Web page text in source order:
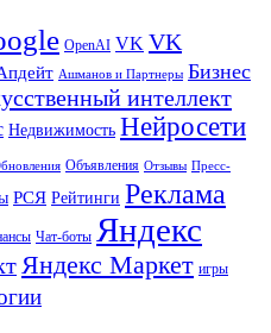
OpenAI VK VK
Ашманов и Партнеры Бизнес
интеллект
Недвижимость Нейросети
Объявления Отзывы Пресс-
РСЯ Рейтинги Реклама
Чат-боты Яндекс
Яндекс Маркет игры